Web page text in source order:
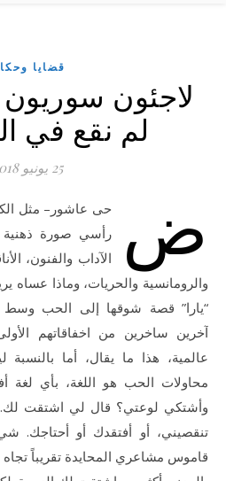
قضايا
لاجئون
لم نقع في
25 يونيو 2018
ض
حى عاشور– مثل
رأسي صورة
الآداب والفنون،
والرومانسية والحريات، وماذا عساه
“يارا” قصة شوقها إلى الحب
آخرين ساخرين من اخفاقاتهم
عالمية، هذا ما يقال، أما
محاولات الحب هو اللغة، بأي لغة
وأشتكي لوعتي؟ قال لي اشتقت لك.
تنقصيني، أو أفتقدك أو أحتاجك.
قاموس مشاعري المحايدة تقريباً تجاه